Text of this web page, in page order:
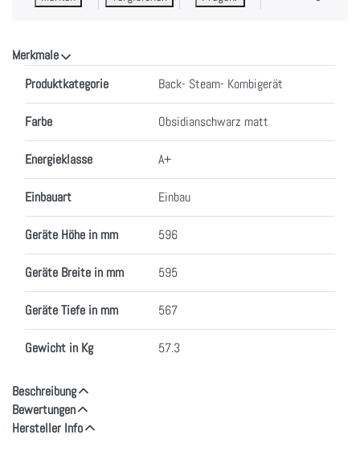
Merkmale
Produktkategorie Back- Steam- Kombigerät
Farbe Obsidianschwarz matt
Energieklasse A+
Einbauart Einbau
Geräte Höhe in mm 596
Geräte Breite in mm 595
Geräte Tiefe in mm 567
Gewicht in Kg 57.3
Beschreibung
Bewertungen
Hersteller Info